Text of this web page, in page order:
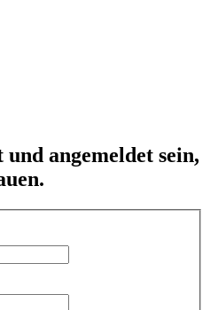
angemeldet sein,